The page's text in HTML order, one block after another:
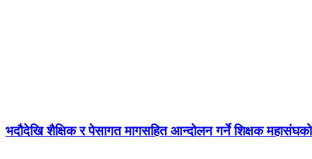
भदौदेखि शैक्षिक र पेसागत मागसहित आन्दोलन गर्ने शिक्षक महासंघको